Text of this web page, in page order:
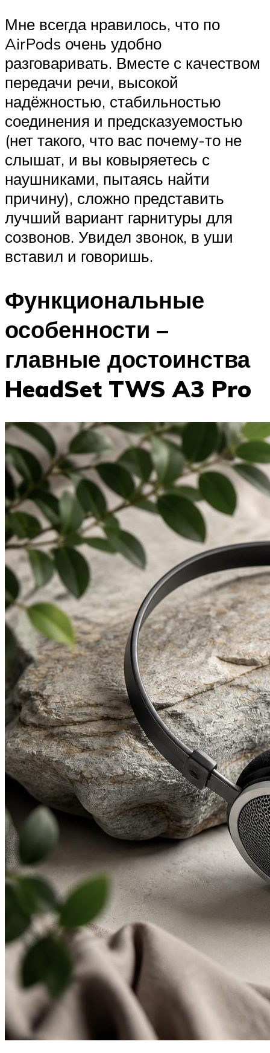
Мне всегда нравилось, что по
AirPods очень удобно
разговаривать. Вместе с качеством
передачи речи, высокой
надёжностью, стабильностью
соединения и предсказуемостью
(нет такого, что вас почему-то не
слышат, и вы ковыряетесь с
наушниками, пытаясь найти
причину), сложно представить
лучший вариант гарнитуры для
созвонов. Увидел звонок, в уши
вставил и говоришь.
Функциональные
особенности –
главные достоинства
HeadSet TWS A3 Pro